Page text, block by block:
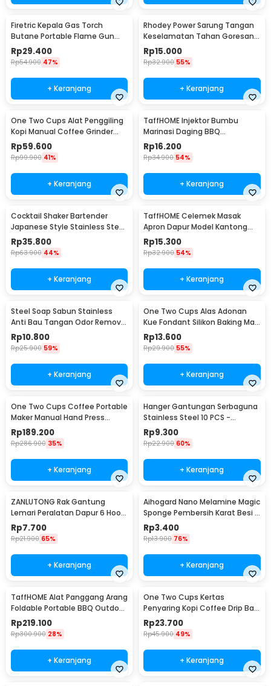
Firetric Kepala Gas Torch
Butane Portable Flame Gun
Adjustable - 807
Rp29.400
Rp54.900 47%
+ Keranjang
Rhodey Power Sarung Tangan
Keselamatan Tahan Goresan
Pisau - EN388
Rp15.000
Rp32.900 55%
+ Keranjang
One Two Cups Alat Penggiling
Kopi Manual Coffee Grinder
Portable - WFCG9800
Rp59.600
Rp99.900 41%
+ Keranjang
TaffHOME Injektor Bumbu
Marinasi Daging BBQ
Seasoning Injector - HC117
Rp16.200
Rp34.900 54%
+ Keranjang
Cocktail Shaker Bartender
Japanese Style Stainless Steel
200ml
Rp35.800
Rp63.900 44%
+ Keranjang
TaffHOME Celemek Masak
Apron Dapur Model Kantong
Pola Spatula - JJ41
Rp15.300
Rp32.900 54%
+ Keranjang
Steel Soap Sabun Stainless
Anti Bau Tangan Odor Remove
- HW071
Rp10.800
Rp25.900 59%
+ Keranjang
One Two Cups Alas Adonan
Kue Fondant Silikon Baking Mat
Anti Slip - JJ3873
Rp13.600
Rp29.900 55%
+ Keranjang
One Two Cups Coffee Portable
Maker Manual Hand Press
Espresso 300ml - T35066
Rp189.200
Rp286.900 35%
+ Keranjang
Hanger Gantungan Serbaguna
Stainless Steel 10 PCS -
M127105
Rp9.300
Rp22.900 60%
+ Keranjang
ZANLUTONG Rak Gantung
Lemari Peralatan Dapur 6 Hook
Besi - 2137
Rp7.700
Rp21.900 65%
+ Keranjang
Aihogard Nano Melamine Magic
Sponge Pembersih Karat Besi -
CW62
Rp3.400
Rp13.900 76%
+ Keranjang
TaffHOME Alat Panggang Arang
Foldable Portable BBQ Outdoor
Grill Stove - HWSK77
Rp219.100
Rp300.900 28%
+ Keranjang
One Two Cups Kertas
Penyaring Kopi Coffee Drip Bag
Paper Filter 50PCS - T111
Rp23.700
Rp45.900 49%
+ Keranjang